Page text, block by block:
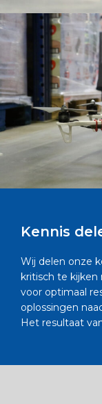
Kennis
Wij delen onze
kritisch te kijken
voor optimaal
oplossingen
Het resultaat